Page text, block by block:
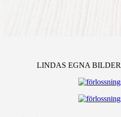
LINDAS EGNA BILDER